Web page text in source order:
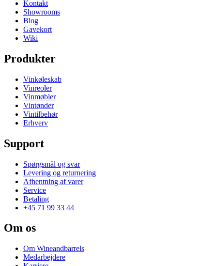
Kontakt
Showrooms
Blog
Gavekort
Wiki
Produkter
Vinkøleskab
Vinreoler
Vinmøbler
Vintønder
Vintilbehør
Erhverv
Support
Spørgsmål og svar
Levering og returnering
Afhentning af varer
Service
Betaling
+45 71 99 33 44
Om os
Om Wineandbarrels
Medarbejdere